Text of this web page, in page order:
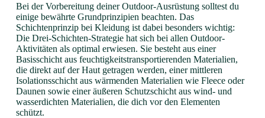
Bei der Vorbereitung deiner Outdoor-Ausrüstung solltest du
einige bewährte Grundprinzipien beachten. Das
Schichtenprinzip bei Kleidung ist dabei besonders wichtig:
Die Drei-Schichten-Strategie hat sich bei allen Outdoor-
Aktivitäten als optimal erwiesen. Sie besteht aus einer
Basisschicht aus feuchtigkeitstransportierenden Materialien,
die direkt auf der Haut getragen werden, einer mittleren
Isolationsschicht aus wärmenden Materialien wie Fleece oder
Daunen sowie einer äußeren Schutzschicht aus wind- und
wasserdichten Materialien, die dich vor den Elementen
schützt.